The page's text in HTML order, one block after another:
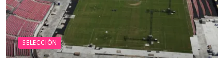
SELECCIÓN